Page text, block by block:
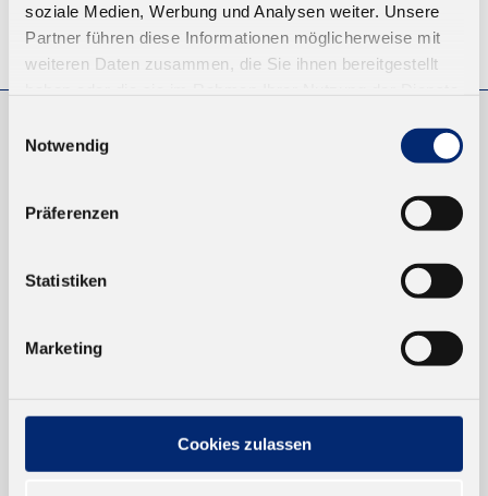
soziale Medien, Werbung und Analysen weiter. Unsere
Partner führen diese Informationen möglicherweise mit
weiteren Daten zusammen, die Sie ihnen bereitgestellt
Notwendig
Präferenzen
Statistiken
Marketing
Cookies zulassen
© KLEIBERIT SE & CO. KG, Max-Becker-Str. 4, 76356 Weingarten,
Germany
EINKAUFEN
VERSAND UND ZAHLUNG
EINFACH BEZAHLEN
TRUSTED SHOP